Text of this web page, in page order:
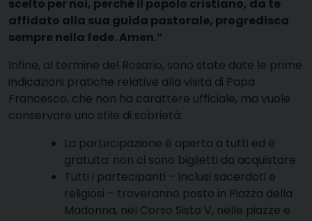
scelto per noi, perché il popolo cristiano, da te
affidato alla sua guida pastorale, progredisca
sempre nella fede. Amen.”
Infine, al termine del Rosario, sono state date le prime
indicazioni pratiche relative alla visita di Papa
Francesco, che non ha carattere ufficiale, ma vuole
conservare uno stile di sobrietà:
La partecipazione è aperta a tutti ed è
gratuita: non ci sono biglietti da acquistare
Tutti i partecipanti – inclusi sacerdoti e
religiosi – troveranno posto in Piazza della
Madonna, nel Corso Sisto V, nelle piazze e